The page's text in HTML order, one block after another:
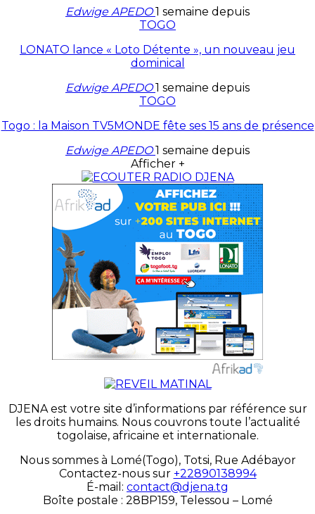
Edwige APEDO1 semaine depuis
TOGO
LONATO lance « Loto Détente », un nouveau jeu
dominical
Edwige APEDO1 semaine depuis
TOGO
Togo : la Maison TV5MONDE fête ses 15 ans de présence
Edwige APEDO1 semaine depuis
Afficher +
DJENA est votre site d’informations par référence sur
les droits humains. Nous couvrons toute l’actualité
togolaise, africaine et internationale.
Nous sommes à Lomé(Togo), Totsi, Rue Adébayor
Contactez-nous sur +22890138994
É-mail: contact@djena.tg
Boîte postale : 28BP159, Telessou – Lomé